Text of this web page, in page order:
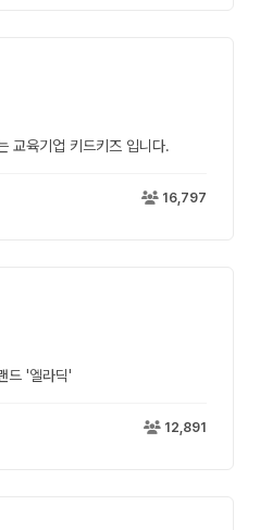
교육기업 키드키즈 입니다.
16,797
드 '엘라딕'
12,891